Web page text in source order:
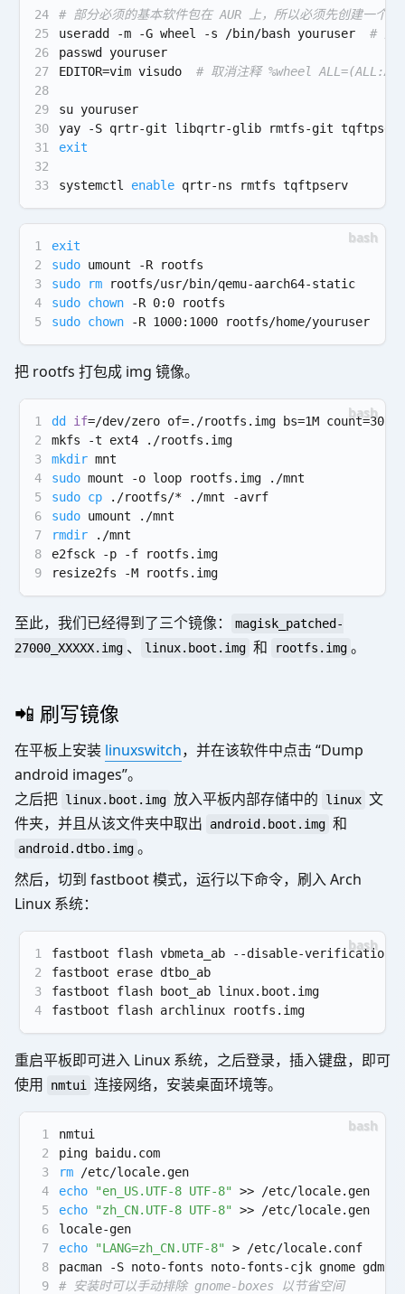
24
25
26
27
28
29
30
31
32
33
# 部分必须的基本软件包在 AUR 上，所以必须先创建一个普
useradd -m -G wheel -s /bin/bash youruser # 此
passwd youruser
EDITOR=vim visudo # 取消注释 %wheel
su youruser
yay -S qrtr-git libqrtr-glib rmtfs-git
exit
systemctl enable qrtr-ns rmtfs tqftpserv
1
2
3
4
5
exit
sudo umount -R rootfs
sudo
rm rootfs/usr/bin/qemu-aarch64-static
sudo chown -R 0:0 rootfs
sudo chown -R 1000:1000 rootfs/home/youruser
把 rootfs 打包成 img 镜像。
1
2
3
4
5
6
7
8
9
dd if=/dev/zero of=./rootfs.img bs=1M count=3072
mkfs -t ext4 ./rootfs.img
mkdir mnt
sudo mount -o loop rootfs.img ./mnt
sudo cp ./rootfs/* ./mnt -avrf
sudo umount ./mnt
rmdir ./mnt
e2fsck -p -f rootfs.img
resize2fs -M rootfs.img
至此，我们已经得到了三个镜像：
magisk_patched-
27000_XXXXX.img 、 linux.boot.img 和 rootfs.img 。
📲 刷写镜像
在平板上安装 linuxswitch，并在该软件中点击 “Dump
android images”。
之后把 linux.boot.img 放入平板内部存储中的 linux 文
件夹，并且从该文件夹中取出
android.boot.img 和
android.dtbo.img 。
然后，切到 fastboot 模式，运行以下命令，刷入 Arch
Linux 系统：
1
2
3
4
fastboot flash vbmeta_ab --disable-verification
fastboot erase dtbo_ab
fastboot flash boot_ab linux.boot.img
fastboot flash archlinux rootfs.img
重启平板即可进入 Linux 系统，之后登录，插入键盘，即可
使用
nmtui 连接网络，安装桌面环境等。
1
2
3
4
5
6
7
8
9
nmtui
ping baidu.com
rm /etc/locale.gen
echo
"en_US.UTF-8 UTF-8" >> /etc/locale.gen
echo
"zh_CN.UTF-8 UTF-8" >> /etc/locale.gen
locale-gen
echo
"LANG=zh_CN.UTF-8" > /etc/locale.conf
pacman -S noto-fonts noto-fonts-cjk gnome gdm
# 安装时可以手动排除 gnome-boxes 以节省空间